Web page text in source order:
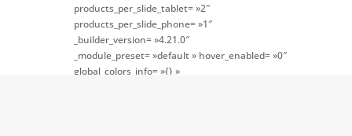
products_per_slide_tablet= »2″
products_per_slide_phone= »1″
_builder_version= »4.21.0″
_module_preset= »default » hover_enabled= »0″
global_colors_info= »{} »